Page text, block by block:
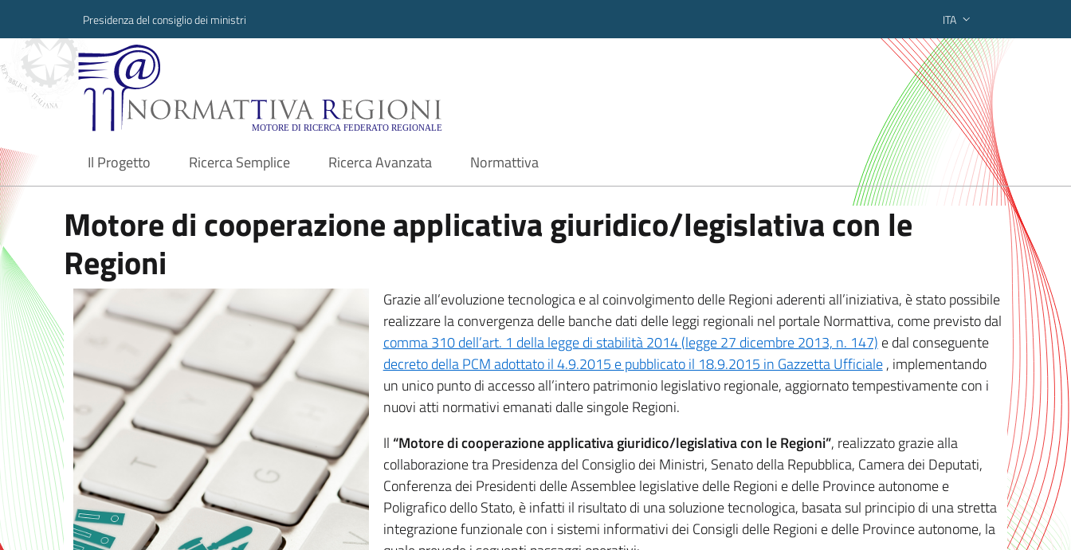
Presidenza del consiglio dei ministri ITA
Normattiva Regioni - Motore di ricerca federato regionale
Il Progetto
current Ricerca Semplice Ricerca Avanzata Normattiva
Motore di cooperazione applicativa giuridico/legislativa con le
Regioni
Grazie all’evoluzione tecnologica e al coinvolgimento delle Regioni aderenti all’iniziativa, è stato possibile
realizzare la convergenza delle banche dati delle leggi regionali nel portale Normattiva, come previsto dal
comma 310 dell’art. 1 della legge di stabilità 2014 (legge 27 dicembre 2013, n. 147) e dal conseguente
decreto della PCM adottato il 4.9.2015 e pubblicato il 18.9.2015 in Gazzetta Ufficiale, implementando
un unico punto di accesso all’intero patrimonio legislativo regionale, aggiornato tempestivamente con i
nuovi atti normativi emanati dalle singole Regioni.
Il “Motore di cooperazione applicativa giuridico/legislativa con le Regioni”, realizzato grazie alla
collaborazione tra Presidenza del Consiglio dei Ministri, Senato della Repubblica, Camera dei Deputati,
Conferenza dei Presidenti delle Assemblee legislative delle Regioni e delle Province autonome e
Poligrafico dello Stato, è infatti il risultato di una soluzione tecnologica, basata sul principio di una stretta
integrazione funzionale con i sistemi informativi dei Consigli delle Regioni e delle Province autonome, la